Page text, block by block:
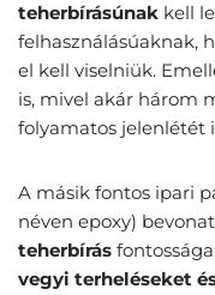
teherbírásúnak kell
felhasználásúaknak,
el kell viselniük.
is, mivel akár három
folyamatos jelenlétét
A másik fontos ipari
néven epoxy)
teherbírás
vegyi terheléseket